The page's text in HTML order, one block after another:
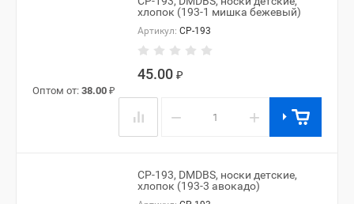
хлопок (193-1 мишка бежевый)
Артикул: CP-193
45.00 ₽
Оптом от: 38.00 ₽
− +
CP-193, DMDBS, носки детские,
хлопок (193-3 авокадо)